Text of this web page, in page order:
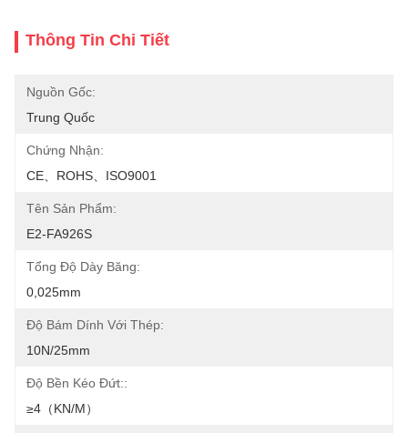
Thông Tin Chi Tiết
Nguồn Gốc:
Trung Quốc
Chứng Nhận:
CE、ROHS、ISO9001
Tên Sản Phẩm:
E2-FA926S
Tổng Độ Dày Băng:
0,025mm
Độ Bám Dính Với Thép:
10N/25mm
Độ Bền Kéo Đứt::
≥4（KN/M）